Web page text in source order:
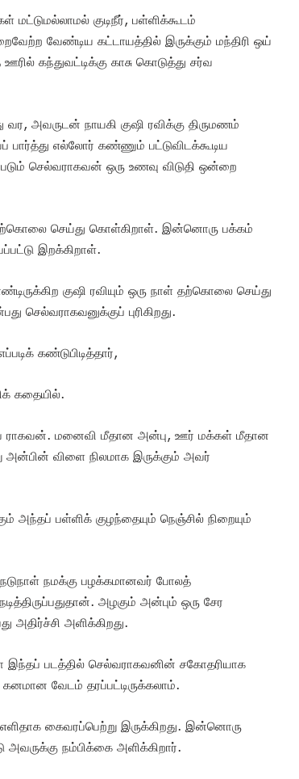
மட்டுமல்லாமல் குடிநீர், பள்ளிக்கூடம்
வேண்டிய கட்டாயத்தில் இருக்கும் மந்திரி ஒய்
கந்துவட்டிக்கு காசு கொடுத்து சர்வ
அவருடன் நாயகி குஷி ரவிக்கு திருமணம்
எல்லோர் கண்ணும் பட்டுவிடக்கூடிய
செல்வராகவன் ஒரு உணவு விடுதி ஒன்றை
செய்து கொள்கிறாள். இன்னொரு பக்கம்
இறக்கிறாள்.
குஷி ரவியும் ஒரு நாள் தற்கொலை செய்து
புரிகிறது.
கண்டுபிடித்தார்,
கதையில்.
ராகவன். மனைவி மீதான அன்பு, ஊர் மக்கள் மீதான
விளை நிலமாக இருக்கும் அவர்
பள்ளிக் குழந்தையும் நெஞ்சில் நிறையும்
நமக்கு பழக்கமானவர் போலத்
அழகும் அன்பும் ஒரு சேர
அளிக்கிறது.
படத்தில் செல்வராகவனின் சகோதரியாக
வேடம் தரப்பட்டிருக்கலாம்.
கைவரப்பெற்று இருக்கிறது. இன்னொரு
நம்பிக்கை அளிக்கிறார்.